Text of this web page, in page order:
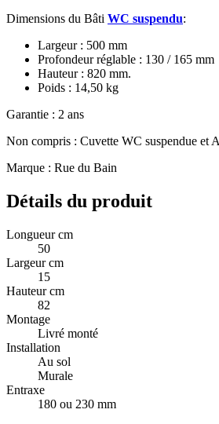
Dimensions du Bâti WC suspendu:
Largeur : 500 mm
Profondeur réglable : 130 / 165 mm
Hauteur : 820 mm.
Poids : 14,50 kg
Garantie : 2 ans
Non compris : Cuvette WC suspendue et
Marque : Rue du Bain
Détails du produit
Longueur cm
50
Largeur cm
15
Hauteur cm
82
Montage
Livré monté
Installation
Au sol
Murale
Entraxe
180 ou 230 mm